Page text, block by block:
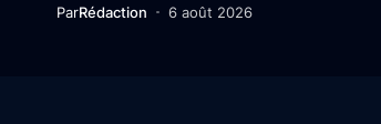
ParRédaction 6 août 2026